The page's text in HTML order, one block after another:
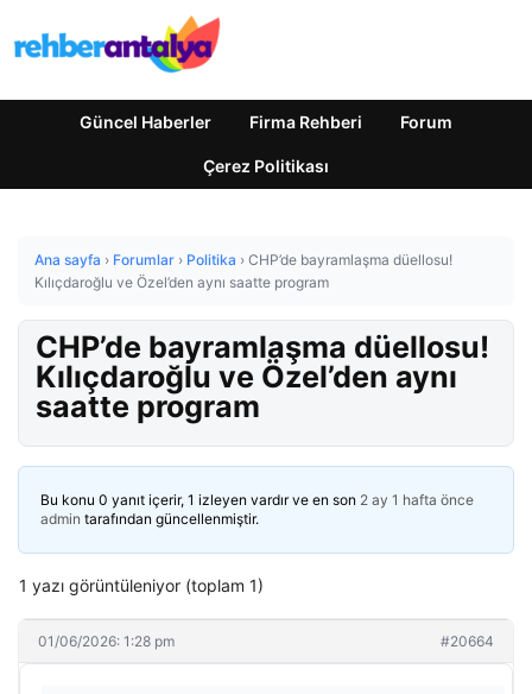
Güncel Haberler Firma Rehberi Forum
Çerez Politikası
Ana sayfa › Forumlar › Politika › CHP’de bayramlaşma düellosu!
Kılıçdaroğlu ve Özel’den aynı saatte program
CHP’de bayramlaşma düellosu!
Kılıçdaroğlu ve Özel’den aynı
saatte program
Bu konu 0 yanıt içerir, 1 izleyen vardır ve en son 2 ay 1 hafta önce
admin tarafından güncellenmiştir.
1 yazı görüntüleniyor (toplam 1)
01/06/2026: 1:28 pm #20664